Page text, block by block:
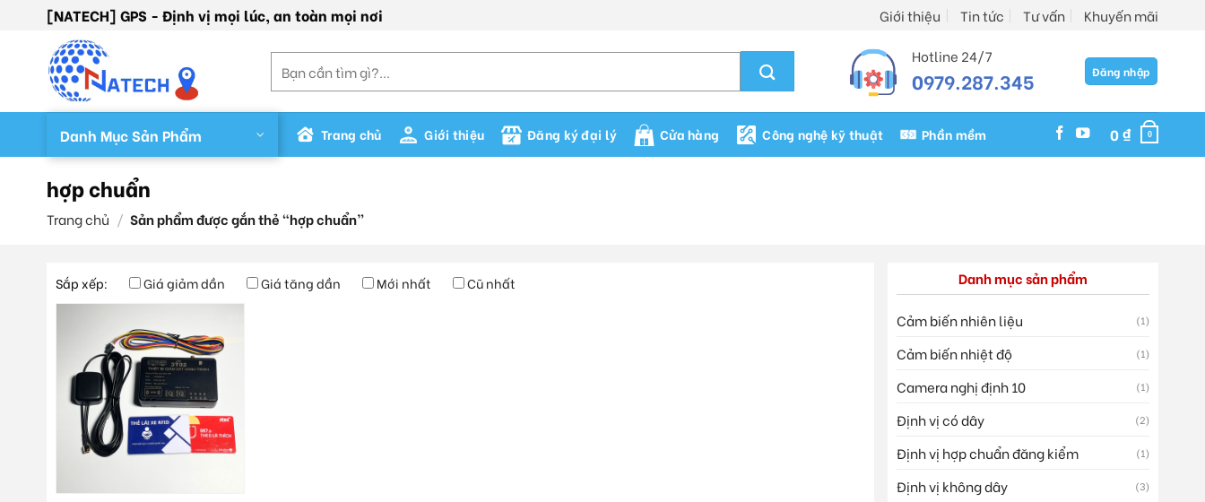
[NATECH] GPS - Định vị mọi lúc, an toàn mọi nơi Giới thiệu Tin tức Tư vấn Khuyến mãi
kiếm:
Hotline 24/7
0979.287.345 Đăng nhập
Danh Mục Sản Phẩm Trang chủ Giới thiệu Đăng ký đại lý Cửa hàng Công nghệ kỹ thuật Phần mềm 0₫ 0
hợp chuẩn
Trang chủ / Sản phẩm được gắn thẻ “hợp chuẩn”
Sắp xếp: Giá giảm dần Giá tăng dần Mới nhất Cũ nhất Danh mục sản phẩm
Cảm biến nhiên liệu (1)
Cảm biến nhiệt độ (1)
Camera nghị định 10 (1)
Định vị có dây (2)
Định vị hợp chuẩn đăng kiểm (1)
Định vị không dây (3)